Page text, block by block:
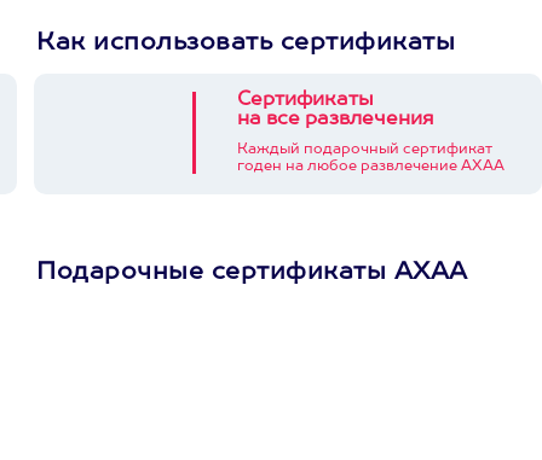
Как использовать сертификаты
Сертификаты
на все развлечения
Каждый подарочный сертификат
годен на любое развлечение АХАА
Подарочные сертификаты АХАА